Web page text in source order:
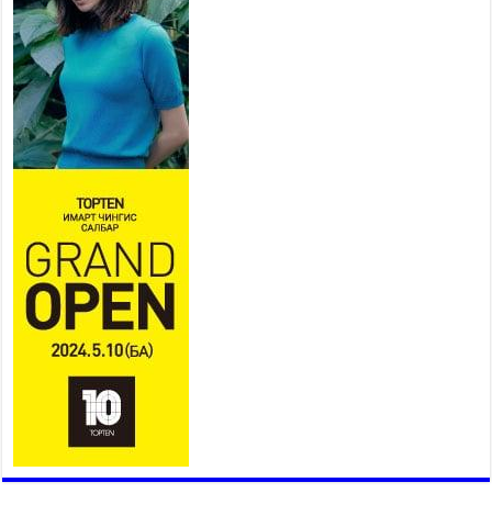
2026 оны 7 сар 15 / 11 цаг 18 минут
Үндэсний их баяр наадам
эхэллээ
2026 оны 7 сар 15 / 11 цаг 14 минут
Үер усны аюулаас сэргийлж, нийслэлийн Онцгой
байдлын газрын 162 алба хаагч үүрэг гүйцэтгэж
байна
2026 оны 7 сар 15 / 11 цаг 07 минут
Үндэсний их сурын харваанд 850 харваач цэц
мэргэнээ сорьж байна
2026 оны 7 сар 15 / 11 цаг 03 минут
Төв цэнгэлдэхийн эргэн тойронд
2026 оны 7 сар 15 / 10 цаг 58 минут
Үндэсний их баяр наадмын шагайн харваа
насанд хүрэгчдийн багийн харваагаар
үргэлжилж байна
2026 оны 7 сар 15 / 10 цаг 52 минут
Үндэсний их баяр наадмын хүчит бөхийн